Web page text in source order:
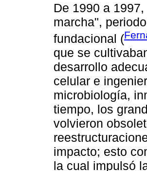
De 1990 a
marcha",
fundacional (
que se
desarrollo
celular e
microbiología,
tiempo, los
volvieron
impacto; esto
la cual impulsó